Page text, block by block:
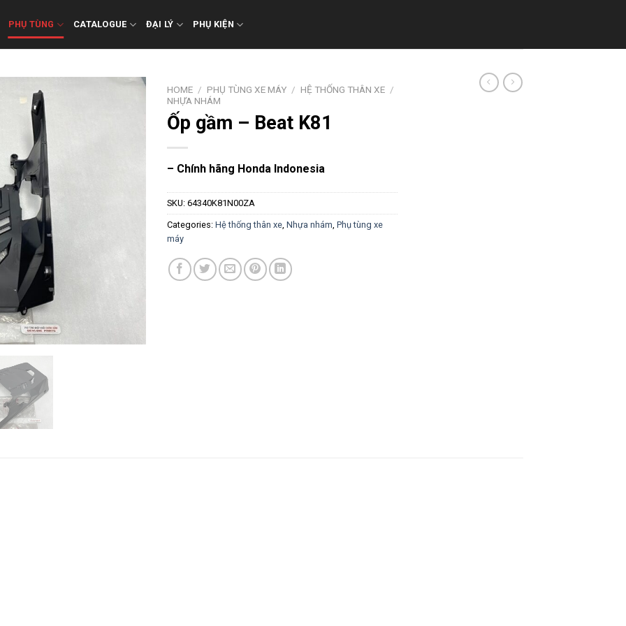
PHỤ TÙNG CATALOGUE ĐẠI LÝ PHỤ KIỆN
HOME / PHỤ TÙNG XE MÁY / HỆ THỐNG THÂN XE /
NHỰA NHÁM
Ốp gầm – Beat K81
– Chính hãng Honda Indonesia
SKU: 64340K81N00ZA
Categories: Hệ thống thân xe Nhựa nhám Phụ tùng xe
máy